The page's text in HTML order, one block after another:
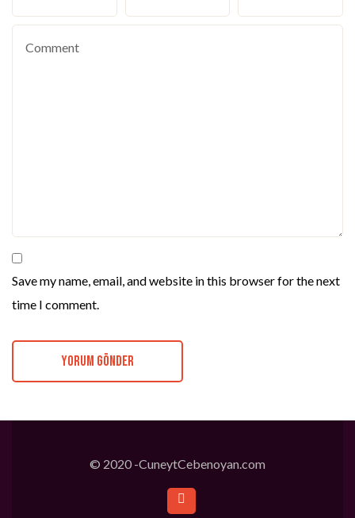
Save my name, email, and website in this browser for the next
time I comment.
© 2020 -CuneytCebenoyan.com